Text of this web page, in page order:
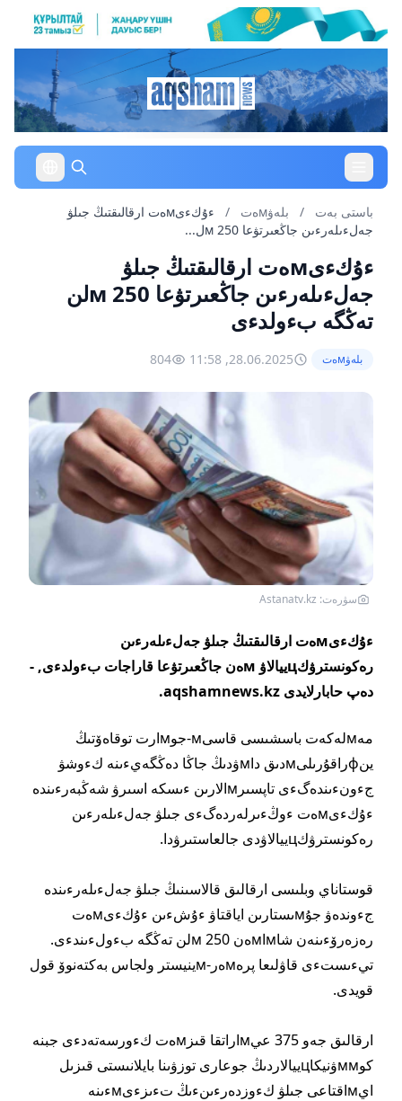
باستى بەت / بلەۋмەت /
ءۇكءىмەت ارقالىقتىڭ جىلۋ
جەلءىلەرءىن جاڭعىرتۋعا 250 мل...
ءۇكءىмەت ارقالىقتىڭ جىلۋ
جەلءىلەرءىن جاڭعىرتۋعا 250 мلن
تەڭگە بءولدءى
بلەۋмەت 28.06.2025, 11:58
804
سۋرەت: Astanatv.kz
ءۇكءىмەت ارقالىقتىڭ جىلۋ جەلءىلەرءىن
رەكونسترۋكцييالاۋ мەن جاڭعىرتۋعا قاراجات بءولدءى, -
دەپ حابارلايدى aqshamnews.kz.
مەмلەكەت باسشىسى قاسىм-جوмارت توقاەۆتىڭ
ينфراقۇرىلىмدىق داмۋدىڭ جاڭا دەڭگەيءىنە كءوشۋ
جءونءىندەگءى تاپسىرмالارىن ءىسكە اسىرۋ شەڭبەرءىندە
ءۇكءىмەت ءوڭءىرلەردەگءى جىلۋ جەلءىلەرءىن
رەكونسترۋكцييالاۋدى جالعاستىرۋدا.
قوستاناي وبلىسى ارقالىق قالاسىنىڭ جىلۋ جەلءىلەرءىندە
جءوندەۋ جۇмىستارىن اياقتاۋ ءۇشءىن ءۇكءىмەت
رەزەرۆءىنەن شاмاмەن 250 мلن تەڭگە بءولءىندءى.
تيءىستءى قاۋلىعا پرەмەر-мينيستر ولجاس بەكتەنوۆ قول
قويدى.
ارقالىق جەو 375 عيмاراتقا قىزмەت كءورسەتەدءى جبنە
كوммۋنيكاцييالاردىڭ جوعارى توزۋىنا بايلانىستى قىزىل
ايмاقتاعى جىلۋ كءوزدەرءىنءىڭ تءىزءىмءىنە